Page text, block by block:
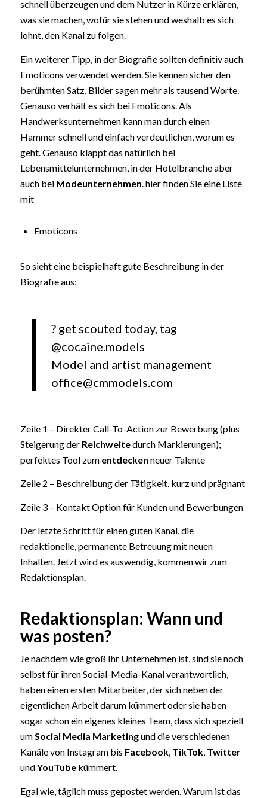
schnell überzeugen und dem Nutzer in Kürze erklären,
was sie machen, wofür sie stehen und weshalb es sich
lohnt, den Kanal zu folgen.
Ein weiterer Tipp, in der Biografie sollten definitiv auch
Emoticons verwendet werden. Sie kennen sicher den
berühmten Satz, Bilder sagen mehr als tausend Worte.
Genauso verhält es sich bei Emoticons. Als
Handwerksunternehmen kann man durch einen
Hammer schnell und einfach verdeutlichen, worum es
geht. Genauso klappt das natürlich bei
Lebensmittelunternehmen, in der Hotelbranche aber
auch bei Modeunternehmen. hier finden Sie eine Liste
mit
Emoticons
So sieht eine beispielhaft gute Beschreibung in der
Biografie aus:
? get scouted today, tag
@cocaine.models
Model and artist management
office@cmmodels.com
Zeile 1 – Direkter Call-To-Action zur Bewerbung (plus
Steigerung der Reichweitedurch Markierungen);
perfektes Tool zum entdecken neuer Talente
Zeile 2 – Beschreibung der Tätigkeit, kurz und prägnant
Zeile 3 – Kontakt Option für Kunden und Bewerbungen
Der letzte Schritt für einen guten Kanal, die
redaktionelle, permanente Betreuung mit neuen
Inhalten. Jetzt wird es auswendig, kommen wir zum
Redaktionsplan.
Redaktionsplan: Wann und
was posten?
Je nachdem wie groß Ihr Unternehmen ist, sind sie noch
selbst für ihren Social-Media-Kanal verantwortlich,
haben einen ersten Mitarbeiter, der sich neben der
eigentlichen Arbeit darum kümmert oder sie haben
sogar schon ein eigenes kleines Team, dass sich speziell
umSocial Media Marketingund die verschiedenen
Kanäle von Instagram bis Facebook, TikTok, Twitter
undYouTubekümmert.
Egal wie, täglich muss gepostet werden. Warum ist das